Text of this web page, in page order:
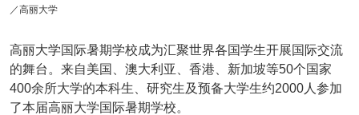
／高丽大学
高丽大学国际暑期学校成为汇聚世界各国学生开展国际交流
的舞台。来自美国、澳大利亚、香港、新加坡等50个国家
400余所大学的本科生、研究生及预备大学生约2000人参加
了本届高丽大学国际暑期学校。